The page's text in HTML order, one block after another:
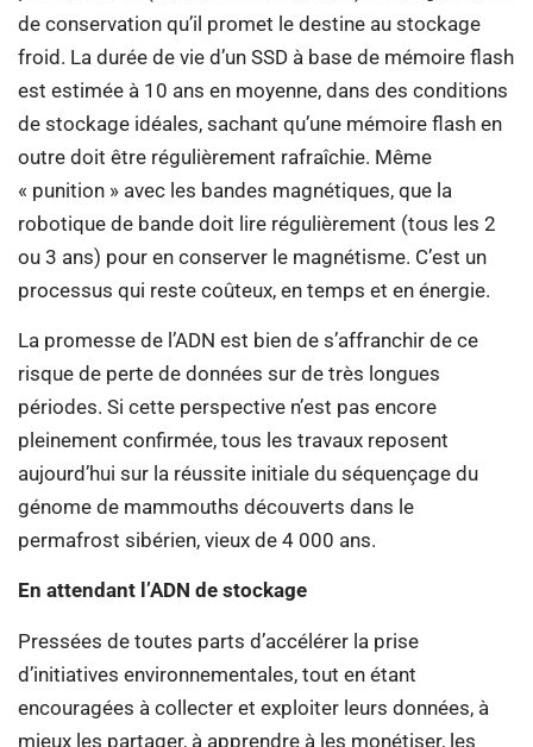
de conservation qu’il promet le destine au stockage
froid. La durée de vie d’un SSD à base de mémoire flash
est estimée à 10 ans en moyenne, dans des conditions
de stockage idéales, sachant qu’une mémoire flash en
outre doit être régulièrement rafraîchie. Même
« punition » avec les bandes magnétiques, que la
robotique de bande doit lire régulièrement (tous les 2
ou 3 ans) pour en conserver le magnétisme. C’est un
processus qui reste coûteux, en temps et en énergie.
La promesse de l’ADN est bien de s’affranchir de ce
risque de perte de données sur de très longues
périodes. Si cette perspective n’est pas encore
pleinement confirmée, tous les travaux reposent
aujourd’hui sur la réussite initiale du séquençage du
génome de mammouths découverts dans le
permafrost sibérien, vieux de 4 000 ans.
En attendant l’ADN de stockage
Pressées de toutes parts d’accélérer la prise
d’initiatives environnementales, tout en étant
encouragées à collecter et exploiter leurs données, à
mieux les partager, à apprendre à les monétiser, les